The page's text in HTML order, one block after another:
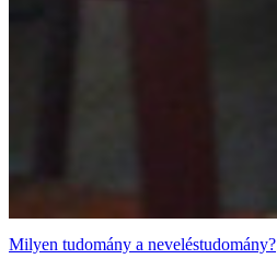
Milyen tudomány a neveléstudomány?